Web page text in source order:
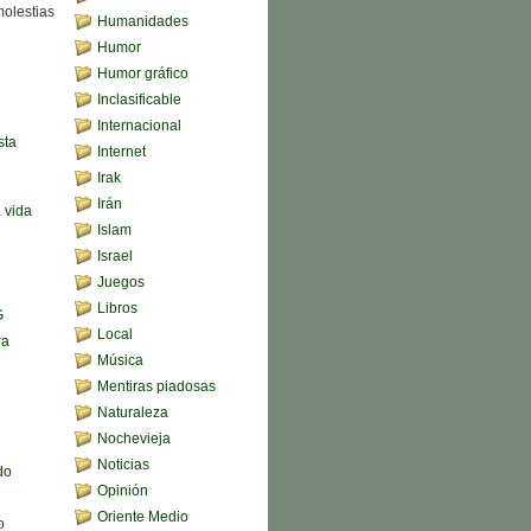
vida
Humanidades
Humor
Humor gráfico
Inclasificable
Internacional
Internet
Irak
Irán
Islam
Israel
Juegos
Libros
Local
Música
Mentiras piadosas
Naturaleza
Nochevieja
Noticias
Opinión
Oriente Medio